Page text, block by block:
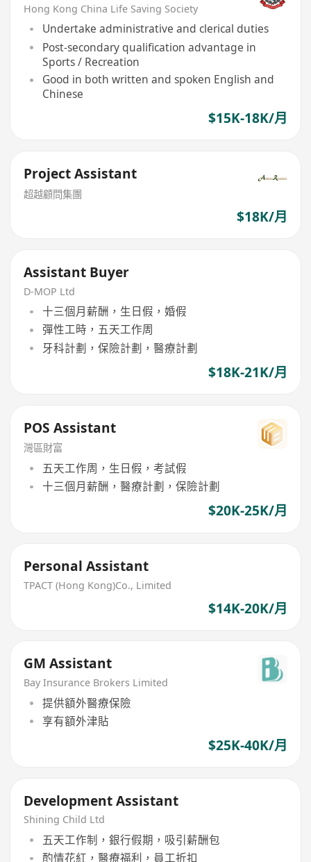
Hong Kong China Life Saving Society
Undertake administrative and clerical duties
Post-secondary qualification advantage in
Sports / Recreation
Good in both written and spoken English and
Chinese
$15K-18K/月
Project Assistant
超越顧問集團
$18K/月
Assistant Buyer
D-MOP Ltd
十三個月薪酬，生日假，婚假
彈性工時，五天工作周
牙科計劃，保險計劃，醫療計劃
$18K-21K/月
POS Assistant
灣區財富
五天工作周，生日假，考試假
十三個月薪酬，醫療計劃，保險計劃
$20K-25K/月
Personal Assistant
TPACT (Hong Kong)Co., Limited
$14K-20K/月
GM Assistant
Bay Insurance Brokers Limited
提供額外醫療保險
享有額外津貼
$25K-40K/月
Development Assistant
Shining Child Ltd
五天工作制，銀行假期，吸引薪酬包
酌情花紅，醫療福利，員工折扣